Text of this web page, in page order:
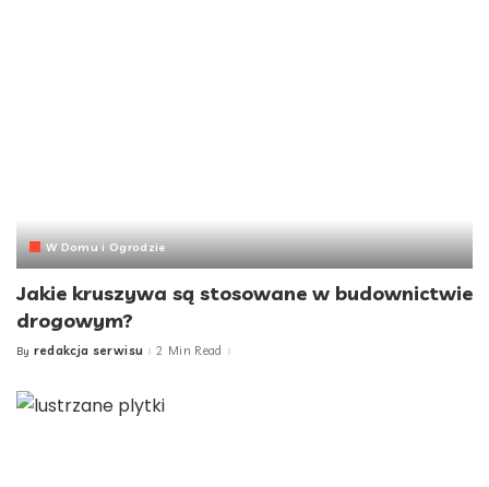
W Domu i Ogrodzie
Jakie kruszywa są stosowane w budownictwie
drogowym?
Posted
By redakcja serwisu 2 Min Read